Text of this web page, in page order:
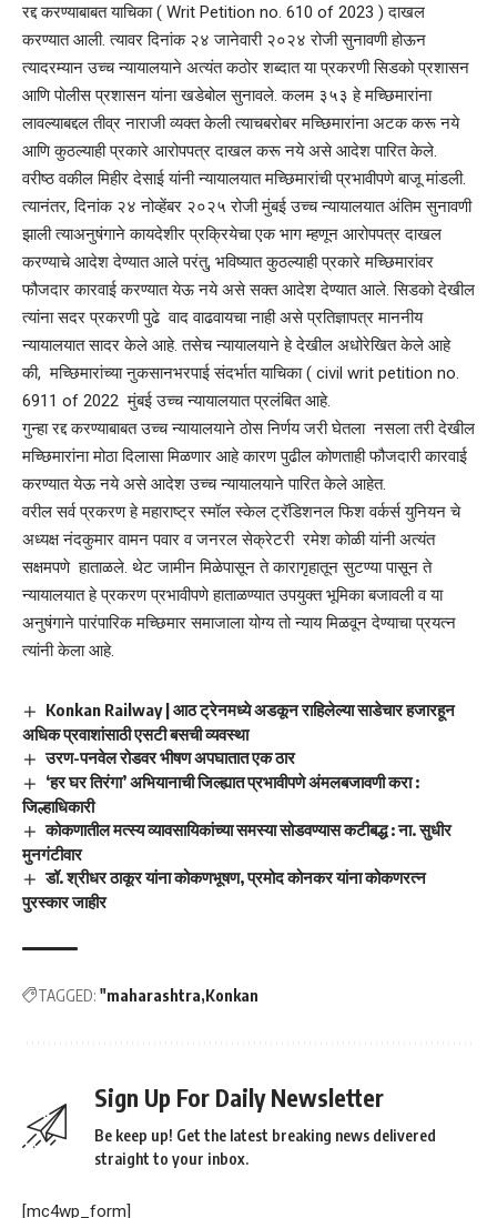
रद्द करण्याबाबत याचिका ( Writ Petition no. 610 of 2023 ) दाखल
करण्यात आली. त्यावर दिनांक २४ जानेवारी २०२४ रोजी सुनावणी होऊन
त्यादरम्यान उच्च न्यायालयाने अत्यंत कठोर शब्दात या प्रकरणी सिडको प्रशासन
आणि पोलीस प्रशासन यांना खडेबोल सुनावले. कलम ३५३ हे मच्छिमारांना
लावल्याबद्दल तीव्र नाराजी व्यक्त केली त्याचबरोबर मच्छिमारांना अटक करू नये
आणि कुठल्याही प्रकारे आरोपपत्र दाखल करू नये असे आदेश पारित केले.
वरीष्ठ वकील मिहीर देसाई यांनी न्यायालयात मच्छिमारांची प्रभावीपणे बाजू मांडली.
त्यानंतर, दिनांक २४ नोव्हेंबर २०२५ रोजी मुंबई उच्च न्यायालयात अंतिम सुनावणी
झाली त्याअनुषंगाने कायदेशीर प्रक्रियेचा एक भाग म्हणून आरोपपत्र दाखल
करण्याचे आदेश देण्यात आले परंतु, भविष्यात कुठल्याही प्रकारे मच्छिमारांवर
फौजदार कारवाई करण्यात येऊ नये असे सक्त आदेश देण्यात आले. सिडको देखील
त्यांना सदर प्रकरणी पुढे वाद वाढवायचा नाही असे प्रतिज्ञापत्र माननीय
न्यायालयात सादर केले आहे. तसेच न्यायालयाने हे देखील अधोरेखित केले आहे
की, मच्छिमारांच्या नुकसानभरपाई संदर्भात याचिका ( civil writ petition no.
6911 of 2022 मुंबई उच्च न्यायालयात प्रलंबित आहे.
गुन्हा रद्द करण्याबाबत उच्च न्यायालयाने ठोस निर्णय जरी घेतला नसला तरी देखील
मच्छिमारांना मोठा दिलासा मिळणार आहे कारण पुढील कोणताही फौजदारी कारवाई
करण्यात येऊ नये असे आदेश उच्च न्यायालयाने पारित केले आहेत.
वरील सर्व प्रकरण हे महाराष्ट्र स्मॉल स्केल ट्रॅडिशनल फिश वर्कर्स युनियन चे
अध्यक्ष नंदकुमार वामन पवार व जनरल सेक्रेटरी रमेश कोळी यांनी अत्यंत
सक्षमपणे हाताळले. थेट जामीन मिळेपासून ते कारागृहातून सुटण्या पासून ते
न्यायालयात हे प्रकरण प्रभावीपणे हाताळण्यात उपयुक्त भूमिका बजावली व या
अनुषंगाने पारंपारिक मच्छिमार समाजाला योग्य तो न्याय मिळवून देण्याचा प्रयत्न
त्यांनी केला आहे.
Konkan Railway | आठ ट्रेनमध्ये अडकून राहिलेल्या साडेचार हजारहून
अधिक प्रवाशांसाठी एसटी बसची व्यवस्था
उरण-पनवेल रोडवर भीषण अपघातात एक ठार
‘हर घर तिरंगा’ अभियानाची जिल्ह्यात प्रभावीपणे अंमलबजावणी करा :
जिल्हाधिकारी
कोकणातील मत्स्य व्यावसायिकांच्या समस्या सोडवण्यास कटीबद्ध : ना. सुधीर
मुनगंटीवार
डॉ. श्रीधर ठाकूर यांना कोकणभूषण, प्रमोद कोनकर यांना कोकणरत्न
पुरस्कार जाहीर
TAGGED: "maharashtra Konkan
Sign Up For Daily Newsletter
Be keep up! Get the latest breaking news delivered
straight to your inbox.
[mc4wp_form]